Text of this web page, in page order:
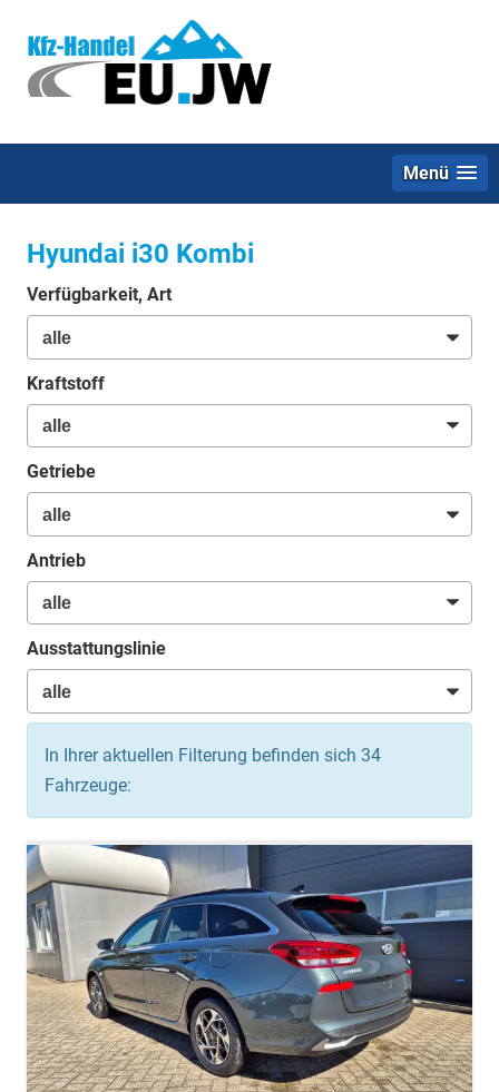
Menü
Hyundai i30 Kombi
Verfügbarkeit, Art
Kraftstoff
Getriebe
Antrieb
Ausstattungslinie
In Ihrer aktuellen Filterung befinden sich 34
Fahrzeuge: